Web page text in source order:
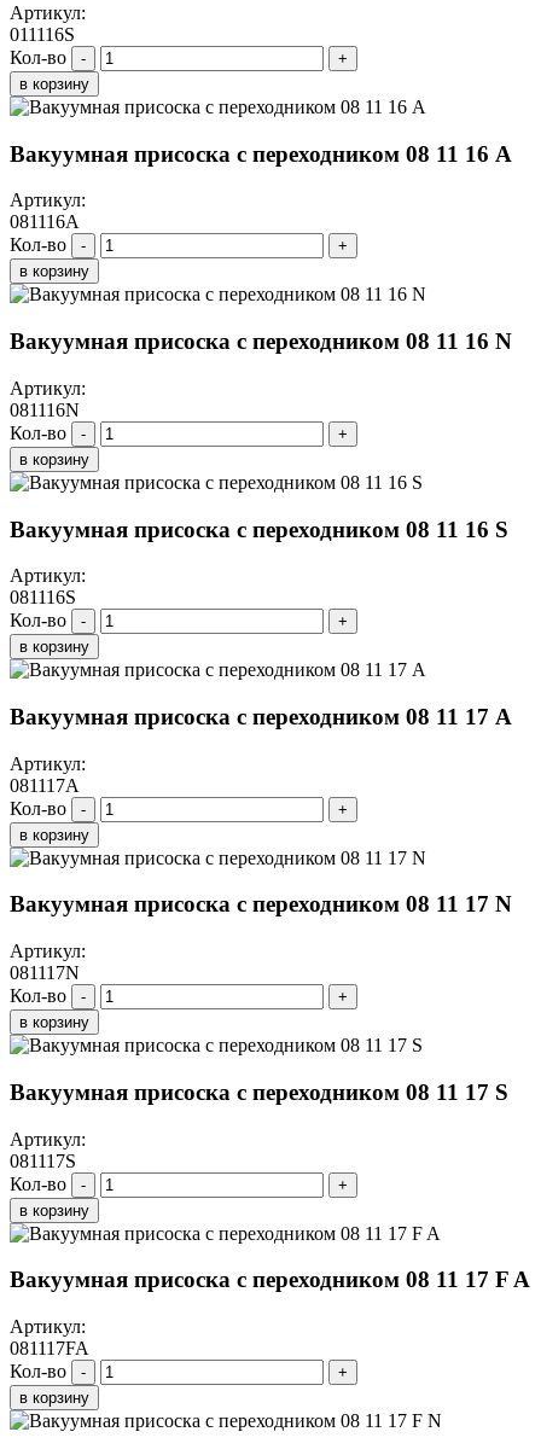
Артикул:
011116S
Кол-во
-
+
в корзину
Вакуумная присоска с переходником 08 11 16 A
Артикул:
081116A
Кол-во
-
+
в корзину
Вакуумная присоска с переходником 08 11 16 N
Артикул:
081116N
Кол-во
-
+
в корзину
Вакуумная присоска с переходником 08 11 16 S
Артикул:
081116S
Кол-во
-
+
в корзину
Вакуумная присоска с переходником 08 11 17 A
Артикул:
081117A
Кол-во
-
+
в корзину
Вакуумная присоска с переходником 08 11 17 N
Артикул:
081117N
Кол-во
-
+
в корзину
Вакуумная присоска с переходником 08 11 17 S
Артикул:
081117S
Кол-во
-
+
в корзину
Вакуумная присоска с переходником 08 11 17 F A
Артикул:
081117FA
Кол-во
-
+
в корзину